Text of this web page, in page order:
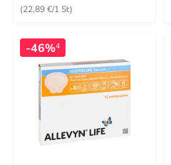
(22,89 €/1 St)
-46%4